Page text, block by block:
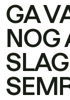
GA
NOG